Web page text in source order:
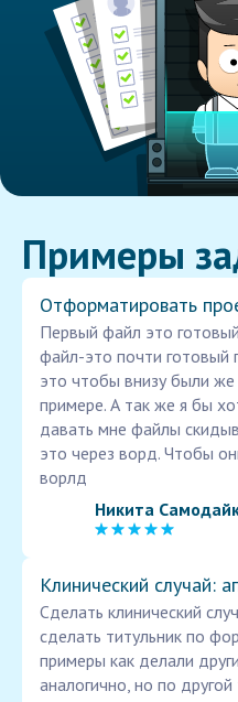
Примеры
Отформатировать
Первый файл это
файл-это почти готовый
это чтобы внизу были же
примере. А так же я бы
давать мне файлы
это через ворд. Чтобы
ворлд
Никита
Клинический случай:
Сделать клинический
сделать титульник по
примеры как делали
аналогично, но по